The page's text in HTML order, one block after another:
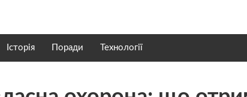
Історія Поради Технології